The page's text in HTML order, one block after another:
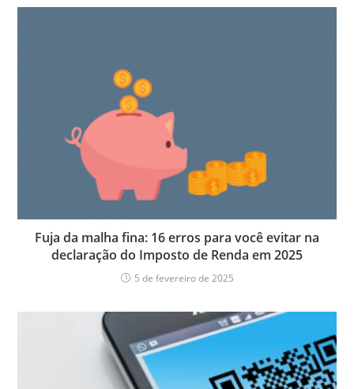
Fuja da malha fina: 16 erros para você evitar na
declaração do Imposto de Renda em 2025
5 de fevereiro de 2025